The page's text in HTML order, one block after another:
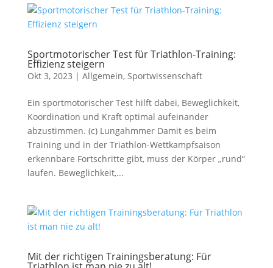
Sportmotorischer Test für Triathlon-Training:
Effizienz steigern
Okt 3, 2023 | Allgemein, Sportwissenschaft
Ein sportmotorischer Test hilft dabei, Beweglichkeit,
Koordination und Kraft optimal aufeinander
abzustimmen. (c) Lungahmmer Damit es beim
Training und in der Triathlon-Wettkampfsaison
erkennbare Fortschritte gibt, muss der Körper „rund“
laufen. Beweglichkeit,...
Mit der richtigen Trainingsberatung: Für